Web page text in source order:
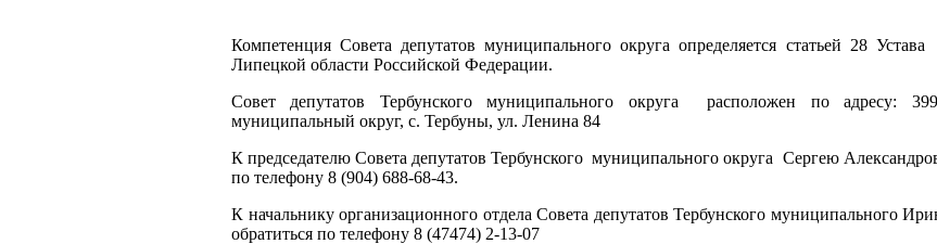
Компетенция Совета депутатов муниципального округа определяется статьей 28
Липецкой области Российской Федерации.
Совет депутатов Тербунского муниципального округа расположен по адресу:
муниципальный округ, с. Тербуны, ул. Ленина 84
К председателю Совета депутатов Тербунского муниципального округа Сергею
по телефону 8 (904) 688-68-43.
К начальнику организационного отдела Совета депутатов Тербунского муниципального
обратиться по телефону 8 (47474) 2-13-07